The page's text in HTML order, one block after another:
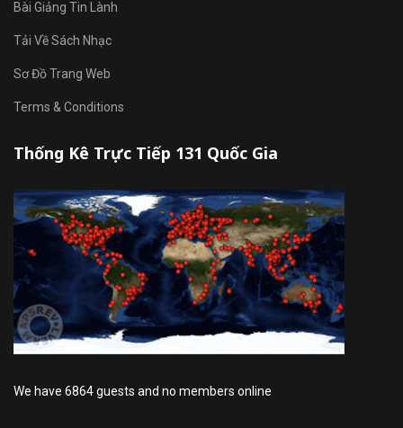
Bài Giảng Tin Lành
Tải Về Sách Nhạc
Sơ Đồ Trang Web
Terms & Conditions
Thống Kê Trực Tiếp 131 Quốc Gia
We have 6864 guests and no members online